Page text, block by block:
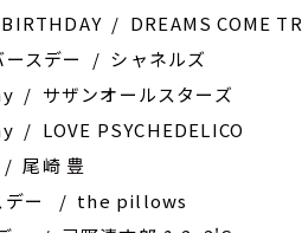
/ DREAMS COME
ースデー / シャネルズ
/ サザンオールスターズ
LOVE PSYCHEDELICO
尾崎 豊
デー / the pillows